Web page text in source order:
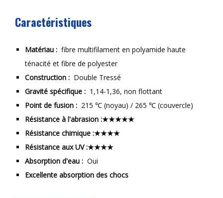
Caractéristiques
Matériau : fibre multifilament en polyamide haute
ténacité et fibre de polyester
Construction : Double Tressé
Gravité spécifique : 1,14-1,36, non flottant
Point de fusion : 215 ℃ (noyau) / 265 ℃ (couvercle)
Résistance à l'abrasion :★★★★★
Résistance chimique :★★★★
Résistance aux UV :★★★★
Absorption d'eau : Oui
Excellente absorption des chocs